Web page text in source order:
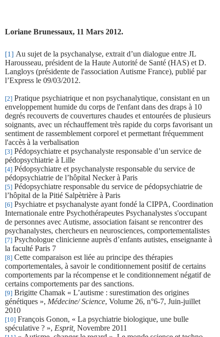
Loriane Brunessaux, 11 Mars 2012.
[1] Au sujet de la psychanalyse, extrait d’un dialogue entre JL
Harousseau, président de la Haute Autorité de Santé (HAS) et D.
Langloys (présidente de l'association Autisme France), publié par
l’Express le 09/03/2012.
[2] Pratique psychiatrique et non psychanalytique, consistant en un
enveloppement humide du corps de l'enfant dans des draps à 10
degrés recouverts de couvertures chaudes et entourées de plusieurs
soignants, avec un réchauffement très rapide du corps favorisant un
sentiment de rassemblement corporel et permettant fréquemment
l'accès à la verbalisation
[3] Pédopsychiatre et psychanalyste responsable d’un service de
pédopsychiatrie à Lille
[4] Pédopsychiatre et psychanalyste responsable du service de
pédopsychiatrie de l’hôpital Necker à Paris
[5] Pédopsychiatre responsable du service de pédopsychiatrie de
l’hôpital de la Pitié Salpètrière à Paris
[6] Psychiatre et psychanalyste ayant fondé la CIPPA, Coordination
Internationale entre Psychothérapeutes Psychanalystes s'occupant
de personnes avec Autisme, association faisant se rencontrer des
psychanalystes, chercheurs en neurosciences, comportementalistes
[7] Psychologue clinicienne auprès d’enfants autistes, enseignante à
la faculté Paris 7
[8] Cette comparaison est liée au principe des thérapies
comportementales, à savoir le conditionnement positif de certains
comportements par la récompense et le conditionnement négatif de
certains comportements par des sanctions.
[9] Brigitte Chamak « L’autisme : surestimation des origines
génétiques », Médecine/ Science, Volume 26, n°6-7, Juin-juillet
2010
[10] François Gonon, « La psychiatrie biologique, une bulle
spéculative ? », Esprit, Novembre 2011